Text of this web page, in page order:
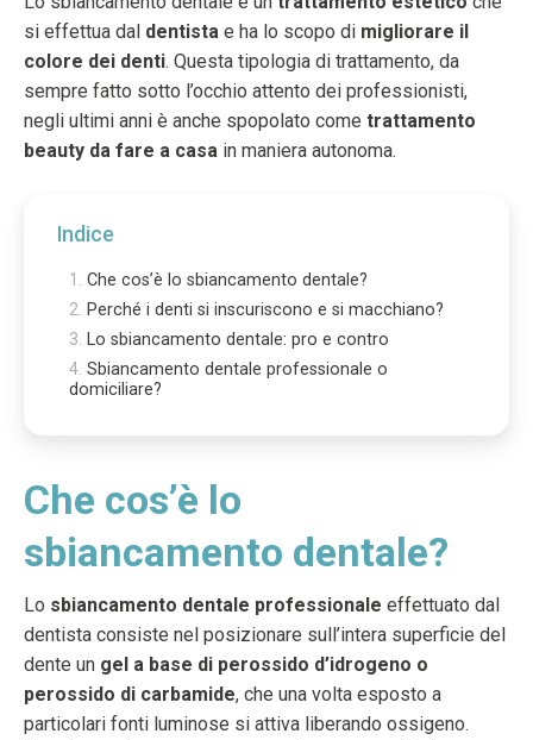
si effettua dal dentista e ha lo scopo di migliorare il
colore dei denti. Questa tipologia di trattamento, da
sempre fatto sotto l’occhio attento dei professionisti,
negli ultimi anni è anche spopolato come trattamento
beauty da fare a casa in maniera autonoma.
Indice
Che cos’è lo sbiancamento dentale?
Perché i denti si inscuriscono e si macchiano?
Lo sbiancamento dentale: pro e contro
Sbiancamento dentale professionale o
domiciliare?
Che cos’è lo
sbiancamento dentale?
Lo sbiancamento dentale professionale effettuato dal
dentista consiste nel posizionare sull’intera superficie del
dente un gel a base di perossido d’idrogeno o
perossido di carbamide, che una volta esposto a
particolari fonti luminose si attiva liberando ossigeno.